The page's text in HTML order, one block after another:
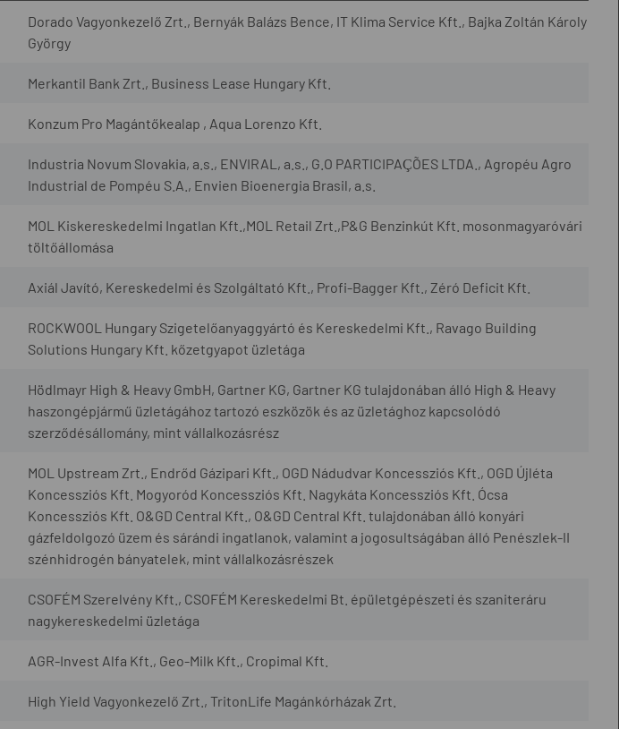
Dorado Vagyonkezelő Zrt., Bernyák Balázs Bence, IT Klima Service Kft., Bajka Zoltán Károly
György
Merkantil Bank Zrt., Business Lease Hungary Kft.
Konzum Pro Magántőkealap , Aqua Lorenzo Kft.
Industria Novum Slovakia, a.s., ENVIRAL, a.s., G.O PARTICIPAÇÕES LTDA., Agropéu Agro
Industrial de Pompéu S.A., Envien Bioenergia Brasil, a.s.
MOL Kiskereskedelmi Ingatlan Kft.,MOL Retail Zrt.,P&G Benzinkút Kft. mosonmagyaróvári
töltőállomása
Axiál Javító, Kereskedelmi és Szolgáltató Kft., Profi-Bagger Kft., Zéró Deficit Kft.
ROCKWOOL Hungary Szigetelőanyaggyártó és Kereskedelmi Kft., Ravago Building
Solutions Hungary Kft. kőzetgyapot üzletága
Hödlmayr High & Heavy GmbH, Gartner KG, Gartner KG tulajdonában álló High & Heavy
haszongépjármű üzletágához tartozó eszközök és az üzletághoz kapcsolódó
szerződésállomány, mint vállalkozásrész
MOL Upstream Zrt., Endrőd Gázipari Kft., OGD Nádudvar Koncessziós Kft., OGD Újléta
Koncessziós Kft. Mogyoród Koncessziós Kft. Nagykáta Koncessziós Kft. Ócsa
Koncessziós Kft. O&GD Central Kft., O&GD Central Kft. tulajdonában álló konyári
gázfeldolgozó üzem és sárándi ingatlanok, valamint a jogosultságában álló Penészlek-II
szénhidrogén bányatelek, mint vállalkozásrészek
CSOFÉM Szerelvény Kft., CSOFÉM Kereskedelmi Bt. épületgépészeti és szaniteráru
nagykereskedelmi üzletága
AGR-Invest Alfa Kft., Geo-Milk Kft., Cropimal Kft.
High Yield Vagyonkezelő Zrt., TritonLife Magánkórházak Zrt.